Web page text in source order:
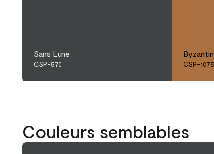
Sans Lune
CSP-570
Byzantin
CSP-1075
Couleurs semblables